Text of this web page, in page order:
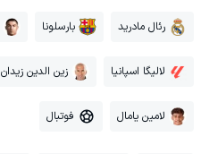
رئال مادرید بارسلونا
لالیگا اسپانیا زین الدین زیدان
لامین یامال فوتبال